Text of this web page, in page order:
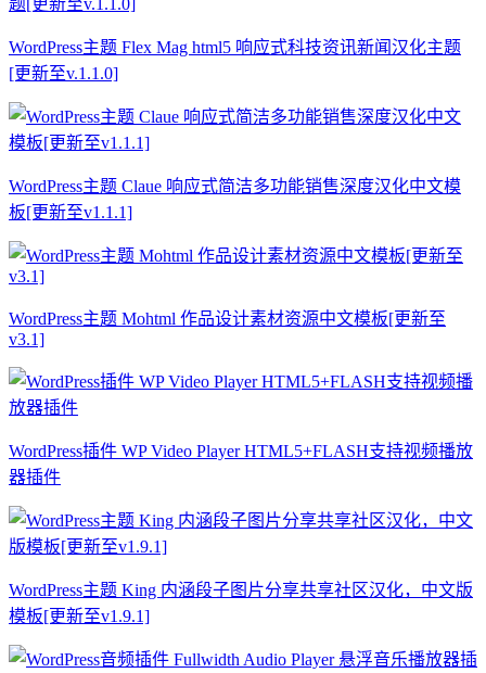
WordPress主题 Flex Mag html5 响应式科技资讯新闻汉化主题
[更新至v.1.1.0]
WordPress主题 Claue 响应式简洁多功能销售深度汉化中文模
板[更新至v1.1.1]
WordPress主题 Mohtml 作品设计素材资源中文模板[更新至
v3.1]
WordPress插件 WP Video Player HTML5+FLASH支持视频播放
器插件
WordPress主题 King 内涵段子图片分享共享社区汉化，中文版
模板[更新至v1.9.1]